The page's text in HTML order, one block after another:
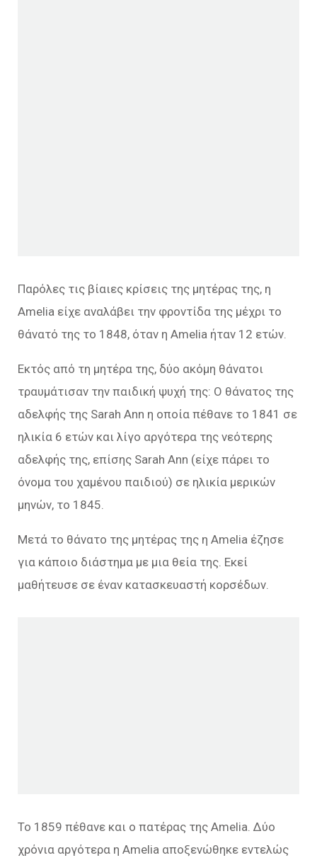
Παρόλες τις βίαιες κρίσεις της μητέρας της, η
Amelia είχε αναλάβει την φροντίδα της μέχρι το
θάνατό της το 1848, όταν η Amelia ήταν 12 ετών.
Εκτός από τη μητέρα της, δύο ακόμη θάνατοι
τραυμάτισαν την παιδική ψυχή της: Ο θάνατος της
αδελφής της Sarah Ann η οποία πέθανε το 1841 σε
ηλικία 6 ετών και λίγο αργότερα της νεότερης
αδελφής της, επίσης Sarah Ann (είχε πάρει το
όνομα του χαμένου παιδιού) σε ηλικία μερικών
μηνών, το 1845.
Μετά το θάνατο της μητέρας της η Amelia έζησε
για κάποιο διάστημα με μια θεία της. Εκεί
μαθήτευσε σε έναν κατασκευαστή κορσέδων.
Το 1859 πέθανε και ο πατέρας της Amelia. Δύο
χρόνια αργότερα η Amelia αποξενώθηκε εντελώς